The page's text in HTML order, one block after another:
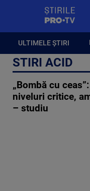
ULTIMELE ȘTIRI
STIRI ACID
„Bombă cu
niveluri critice,
– studiu